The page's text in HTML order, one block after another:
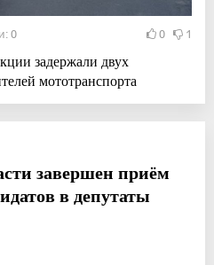
0 0 1
задержали двух
мототранспорта
завершен приём
в депутаты